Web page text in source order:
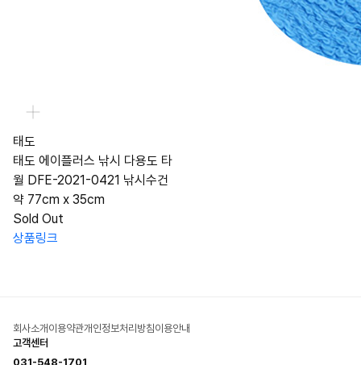
태도
태도 에이플러스 낚시 다용도 타
월 DFE-2021-0421 낚시수건
약 77cm x 35cm
Sold Out
상품링크
회사소개 이용약관개인정보처리방침이용안내
고객센터
031-548-1701